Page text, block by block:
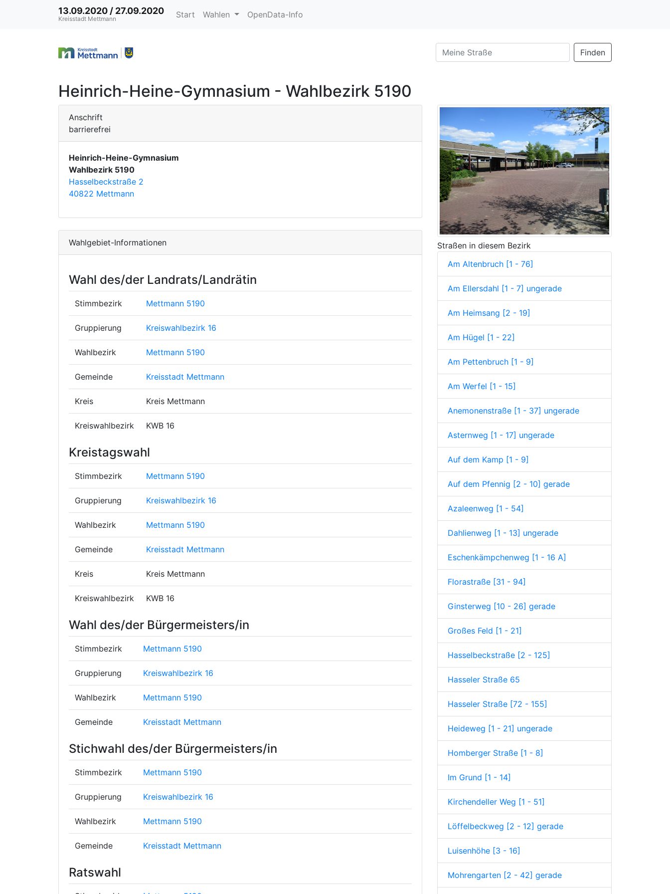
13.09.2020 / 27.09.2020
Kreisstadt Mettmann Start Wahlen OpenData-Info
Finden
Heinrich-Heine-Gymnasium - Wahlbezirk 5190
Anschrift
barrierefrei
Heinrich-Heine-Gymnasium
Wahlbezirk 5190
Hasselbeckstraße 2
40822 Mettmann
Wahlgebiet-Informationen
Wahl des/der Landrats/Landrätin
Stimmbezirk Mettmann 5190
Gruppierung Kreiswahlbezirk 16
Wahlbezirk Mettmann 5190
Gemeinde Kreisstadt Mettmann
Kreis Kreis Mettmann
Kreiswahlbezirk KWB 16
Kreistagswahl
Stimmbezirk Mettmann 5190
Gruppierung Kreiswahlbezirk 16
Wahlbezirk Mettmann 5190
Gemeinde Kreisstadt Mettmann
Kreis Kreis Mettmann
Kreiswahlbezirk KWB 16
Wahl des/der Bürgermeisters/in
Stimmbezirk Mettmann 5190
Gruppierung Kreiswahlbezirk 16
Wahlbezirk Mettmann 5190
Gemeinde Kreisstadt Mettmann
Stichwahl des/der Bürgermeisters/in
Stimmbezirk Mettmann 5190
Gruppierung Kreiswahlbezirk 16
Wahlbezirk Mettmann 5190
Gemeinde Kreisstadt Mettmann
Ratswahl
Straßen in diesem Bezirk
Am Altenbruch [1 - 76]
Am Ellersdahl [1 - 7] ungerade
Am Heimsang [2 - 19]
Am Hügel [1 - 22]
Am Pettenbruch [1 - 9]
Am Werfel [1 - 15]
Anemonenstraße [1 - 37] ungerade
Asternweg [1 - 17] ungerade
Auf dem Kamp [1 - 9]
Auf dem Pfennig [2 - 10] gerade
Azaleenweg [1 - 54]
Dahlienweg [1 - 13] ungerade
Eschenkämpchenweg [1 - 16 A]
Florastraße [31 - 94]
Ginsterweg [10 - 26] gerade
Großes Feld [1 - 21]
Hasselbeckstraße [2 - 125]
Hasseler Straße 65
Hasseler Straße [72 - 155]
Heideweg [1 - 21] ungerade
Homberger Straße [1 - 8]
Im Grund [1 - 14]
Kirchendeller Weg [1 - 51]
Löffelbeckweg [2 - 12] gerade
Luisenhöhe [3 - 16]
Mohrengarten [2 - 42] gerade